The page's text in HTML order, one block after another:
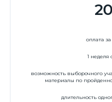
оплата
1 неделя
возможность выборочного
материалы по
длительность